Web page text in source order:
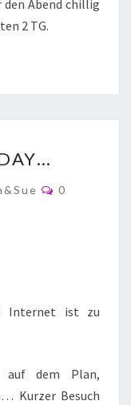
Abend chillig
2 TG.
0
Internet ist zu
dem Plan,
Kurzer Besuch